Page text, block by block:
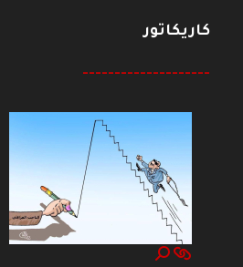
كاريكاتور
--------------------